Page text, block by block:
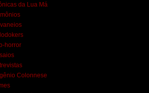
da Lua Má
horror
Colonnese